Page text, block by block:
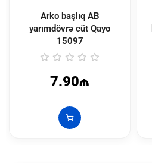
Arko başlıq AB
yarımdövrə cüt Qayo
15097
7.90₼